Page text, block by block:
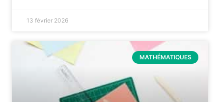
13 février 2026
MATHÉMATIQUES